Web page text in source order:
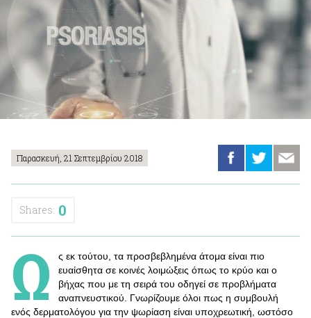
Παρασκευή, 21 Σεπτεμβρίου 2018
Shares: 0
Ω
ς εκ τούτου, τα προσβεβλημένα άτομα είναι πιο
ευαίσθητα σε κοινές λοιμώξεις όπως το κρύο και ο
βήχας που με τη σειρά του οδηγεί σε προβλήματα
αναπνευστικού. Γνωρίζουμε όλοι πως η συμβουλή
ενός δερματολόγου για την ψωρίαση είναι υποχρεωτική, ωστόσο